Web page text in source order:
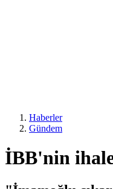
Haberler
Gündem
İBB'nin